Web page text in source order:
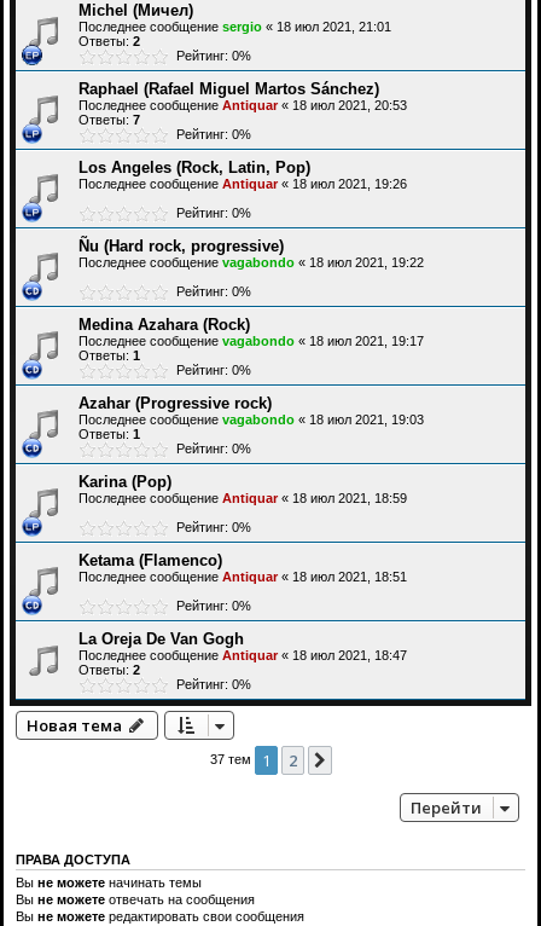
Michel (Мичел)
Последнее сообщение sergio « 18 июл 2021, 21:01
Ответы: 2
Рейтинг: 0%
Raphael (Rafael Miguel Martos Sánchez)
Последнее сообщение Antiquar« 18 июл 2021, 20:53
Ответы: 7
Рейтинг: 0%
Los Angeles (Rock, Latin, Pop)
Последнее сообщение Antiquar« 18 июл 2021, 19:26
Рейтинг: 0%
Ñu (Hard rock, progressive)
Последнее сообщение vagabondo « 18 июл 2021, 19:22
Рейтинг: 0%
Medina Azahara (Rock)
Последнее сообщение vagabondo « 18 июл 2021, 19:17
Ответы: 1
Рейтинг: 0%
Azahar (Progressive rock)
Последнее сообщение vagabondo « 18 июл 2021, 19:03
Ответы: 1
Рейтинг: 0%
Karina (Pop)
Последнее сообщение Antiquar« 18 июл 2021, 18:59
Рейтинг: 0%
Ketama (Flamenco)
Последнее сообщение Antiquar« 18 июл 2021, 18:51
Рейтинг: 0%
La Oreja De Van Gogh
Последнее сообщение Antiquar« 18 июл 2021, 18:47
Ответы: 2
Рейтинг: 0%
Новая тема
37 тем 1 2
Перейти
ПРАВА ДОСТУПА
Вы не можете начинать темы
Вы не можете отвечать на сообщения
Вы не можете редактировать свои сообщения